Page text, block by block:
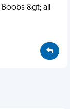
&gt; all